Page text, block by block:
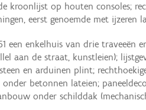
kroonlijst op houten consoles;
eerst genoemde met ijzeren
een enkelhuis van drie traveeën
aan de straat, kunstleien);
en arduinen plint;
betonnen lateien;
onder schilddak